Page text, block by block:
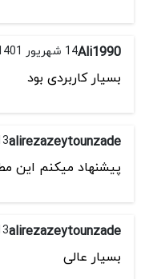
Ali199014 شهریور 1401 - 21:25
بسیار کاربردی بود
alirezazeytounzade
13
پیشنهاد میکنم این
alirezazeytounzade
13
بسیار عالی